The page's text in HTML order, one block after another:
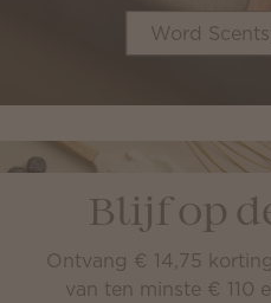
Word
Blijf op
Ontvang € 14,75
van ten minste € 110